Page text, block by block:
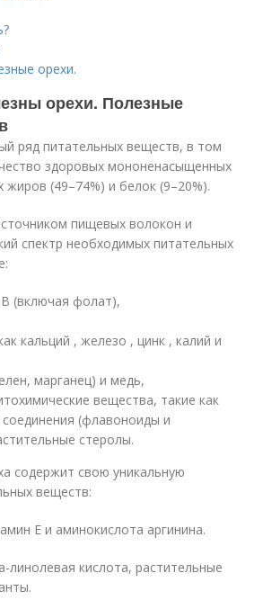
орехи.
орехи. Полезные
ряд питательных веществ, в том
здоровых мононенасыщенных
(49–74%) и белок (9–20%).
пищевых волокон и
спектр необходимых питательных
(включая фолат),
кальций , железо , цинк , калий и
марганец) и медь,
вещества, такие как
(флавоноиды и
стеролы.
содержит свою уникальную
веществ:
Е и аминокислота аргинина.
линолевая кислота, растительные